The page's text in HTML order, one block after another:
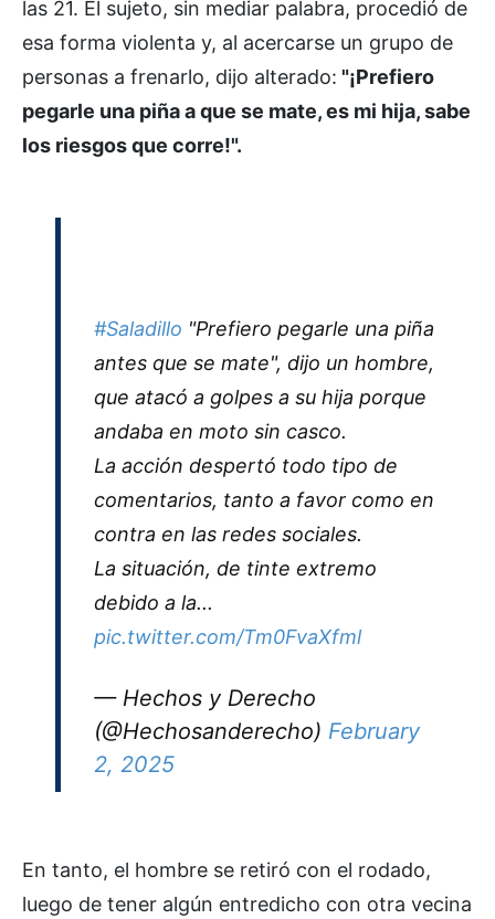
las 21. El sujeto, sin mediar palabra, procedió de
esa forma violenta y, al acercarse un grupo de
personas a frenarlo, dijo alterado: "¡Prefiero
pegarle una piña a que se mate, es mi hija, sabe
los riesgos que corre!".
#Saladillo "Prefiero pegarle una piña
antes que se mate", dijo un hombre,
que atacó a golpes a su hija porque
andaba en moto sin casco.
La acción despertó todo tipo de
comentarios, tanto a favor como en
contra en las redes sociales.
La situación, de tinte extremo
debido a la...
pic.twitter.com/Tm0FvaXfml
— Hechos y Derecho
(@Hechosanderecho) February
2, 2025
En tanto, el hombre se retiró con el rodado,
luego de tener algún entredicho con otra vecina